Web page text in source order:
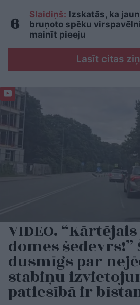
Slaidiņš: Izskatās, ka
bruņoto spēku
mainīt pieeju
Lasīt citas
VIDEO.
domes
dusmīgs par
stabiņu
patiesībā ir